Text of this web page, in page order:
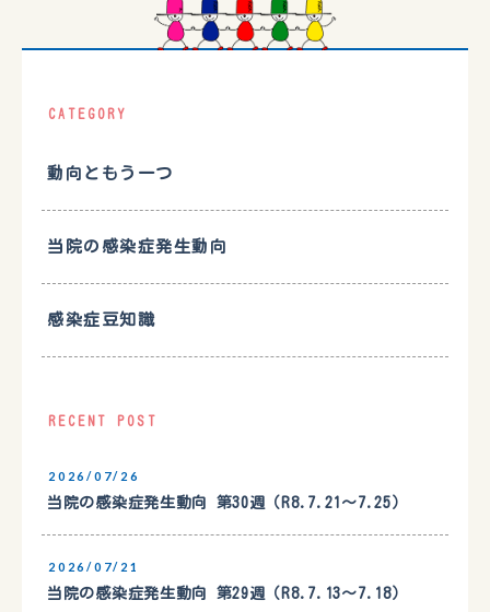
CATEGORY
動向ともう一つ
当院の感染症発生動向
感染症豆知識
RECENT POST
2026/07/26
当院の感染症発生動向 第30週（R8.7.21〜7.25）
2026/07/21
当院の感染症発生動向 第29週（R8.7.13〜7.18）